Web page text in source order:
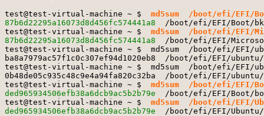
test@test-virtual-machine ~ $ md5sum  /boot/efi/EFI/
87b6d22295a16073d8d456fc574441a8
/boot/efi/EFI/Boot/
test@test-virtual-machine ~ $ md5sum  /boot/efi/EFI/
87b6d22295a16073d8d456fc574441a8
/boot/efi/EFI/
test@test-virtual-machine ~ $  md5sum  /boot/efi/EFI/
ba8a7979ac57f1c0c307ef94d1020eb8  /boot/efi/EFI/
test@test-virtual-machine ~ $  md5sum  /boot/efi/EFI/
0b48de05c935c48c9e4a94fa820c32ba  /boot/efi/EFI/
test@test-virtual-machine ~ $ md5sum  /boot/efi/EFI/
ded965934506efb38a6dcb9ac5b2b79e
/boot/efi/EFI/Boot/
test@test-virtual-machine ~ $ md5sum  /boot/efi/EFI/
ded965934506efb38a6dcb9ac5b2b79e
/boot/efi/EFI/